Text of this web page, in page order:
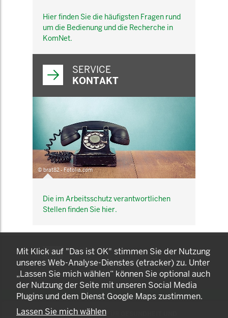
Hier finden Sie die häufigsten Fragen rund
um die Bedienung und die Recherche in
KomNet.
SERVICE
KONTAKT
© brat82 - Fotolia.com
Die im Arbeitsschutz verantwortlichen
Stellen finden Sie hier.
KOMNET
GUT BERATEN. GESUND
ARBEITEN.
© 2025 LANDESAMT FÜR GESUNDHEIT UND
Mit Klick auf "Das ist OK" stimmen Sie der Nutzung
unseres Web-Analyse-Dienstes (etracker) zu. Unter
„Lassen Sie mich wählen“ können Sie optional auch
der Nutzung der Seite mit unseren Social Media
Plugins und dem Dienst Google Maps zustimmen.
Lassen Sie mich wählen